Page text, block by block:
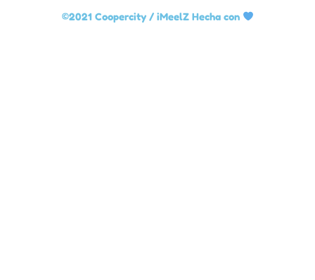
©2021 Coopercity /iMeelZ Hecha con